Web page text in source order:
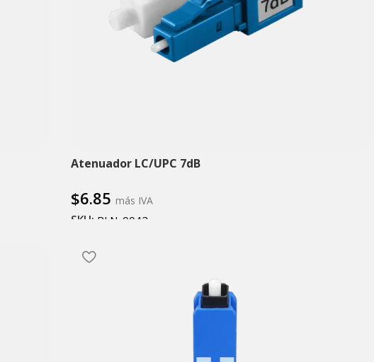
Atenuador LC/UPC 7dB
$6.85 más IVA
SKU: PLN-0042